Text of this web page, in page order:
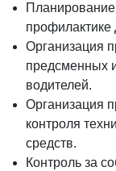
Организация
предсменных
водителей.
Организация
контроля
средств.
Контроль за